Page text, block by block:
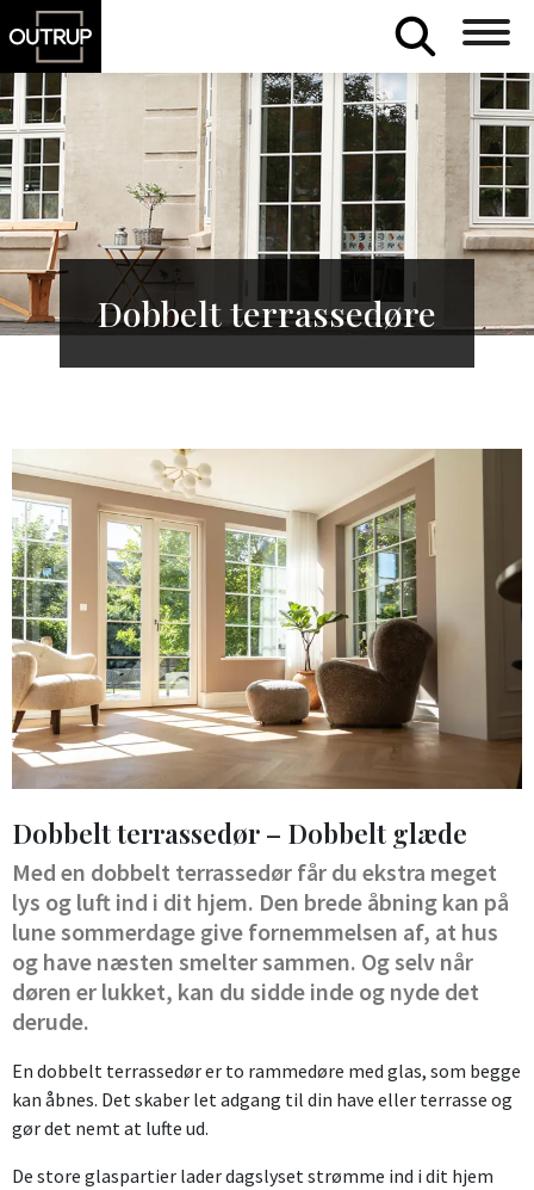
Dobbelt terrassedøre
Dobbelt terrassedør – Dobbelt glæde
Med en dobbelt terrassedør får du ekstra meget
lys og luft ind i dit hjem. Den brede åbning kan på
lune sommerdage give fornemmelsen af, at hus
og have næsten smelter sammen. Og selv når
døren er lukket, kan du sidde inde og nyde det
derude.
En dobbelt terrassedør er to rammedøre med glas, som begge
kan åbnes. Det skaber let adgang til din have eller terrasse og
gør det nemt at lufte ud.
De store glaspartier lader dagslyset strømme ind i dit hjem